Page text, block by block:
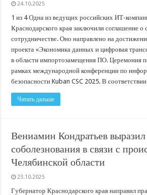
24.10.2025
1 из 4 Одна из ведущих российских ИТ-
Краснодарского края заключили соглашение о
сотрудничестве. Оно направлено на
проекта «Экономика данных и цифровая
в области импортозамещения ПО. Церемония
рамках международной конференции по
безопасности Kuban CSC 2025. В
Читать дальше
Вениамин Кондратьев выразил
соболезнования в связи с
Челябинской области
23.10.2025
Губернатор Краснодарского края направил